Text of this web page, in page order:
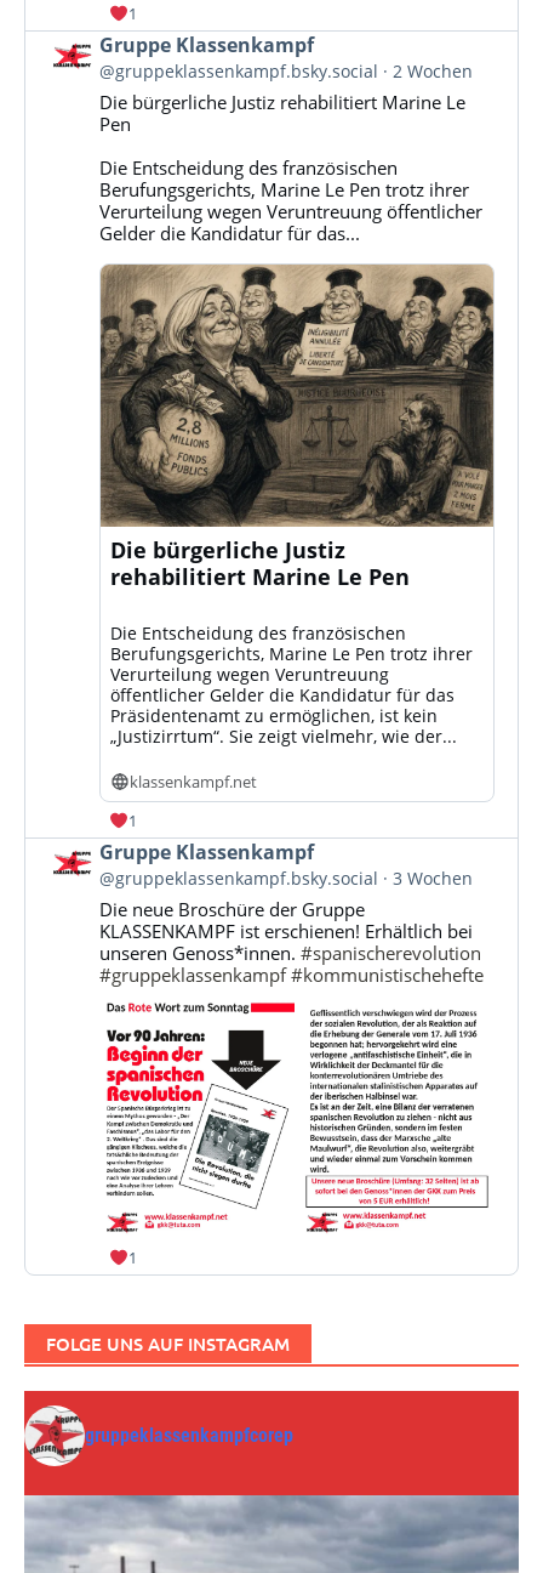
1
Beitrag
von
Gruppe
Klassenkampf
Bluesky
ansehen
Gruppe Klassenkampf
@gruppeklassenkampf.bsky.social 2 Wochen
Die bürgerliche Justiz rehabilitiert Marine Le
Pen
Die Entscheidung des französischen
Berufungsgerichts, Marine Le Pen trotz ihrer
Verurteilung wegen Veruntreuung öffentlicher
Gelder die Kandidatur für das...
Die bürgerliche Justiz
rehabilitiert Marine Le Pen
Die Entscheidung des französischen
Berufungsgerichts, Marine Le Pen trotz ihrer
Verurteilung wegen Veruntreuung
öffentlicher Gelder die Kandidatur für das
Präsidentenamt zu ermöglichen, ist kein
„Justizirrtum“. Sie zeigt vielmehr, wie der...
klassenkampf.net
1
Beitrag
von
Gruppe
Klassenkampf
Bluesky
ansehen
Gruppe Klassenkampf
@gruppeklassenkampf.bsky.social 3 Wochen
Die neue Broschüre der Gruppe
KLASSENKAMPF ist erschienen! Erhältlich bei
unseren Genoss*innen.#spanischerevolution
#gruppeklassenkampf #kommunistischehefte
1
FOLGE UNS AUF INSTAGRAM
gruppeklassenkampfcorep